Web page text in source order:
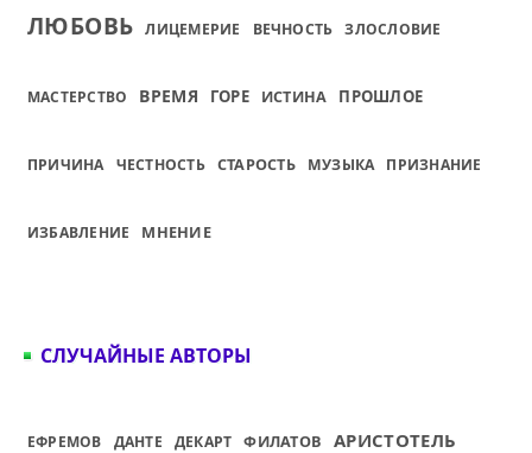
ЛЮБОВЬ ЛИЦЕМЕРИЕ ВЕЧНОСТЬ ЗЛОСЛОВИЕ
МАСТЕРСТВО ВРЕМЯ ГОРЕ ИСТИНА ПРОШЛОЕ
ПРИЧИНА ЧЕСТНОСТЬ СТАРОСТЬ МУЗЫКА ПРИЗНАНИЕ
ИЗБАВЛЕНИЕ МНЕНИЕ
СЛУЧАЙНЫЕ АВТОРЫ
ЕФРЕМОВ ДАНТЕ ДЕКАРТ ФИЛАТОВ АРИСТОТЕЛЬ